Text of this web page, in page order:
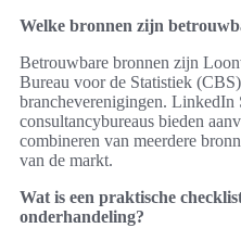
Welke bronnen zijn
Betrouwbare bronnen zijn
Bureau voor de Statistiek
brancheverenigingen. LinkedIn
consultancybureaus bieden
combineren van meerdere
van de markt.
Wat is een praktische
onderhandeling?